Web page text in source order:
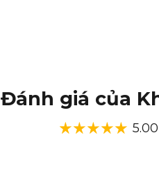
Đánh giá của